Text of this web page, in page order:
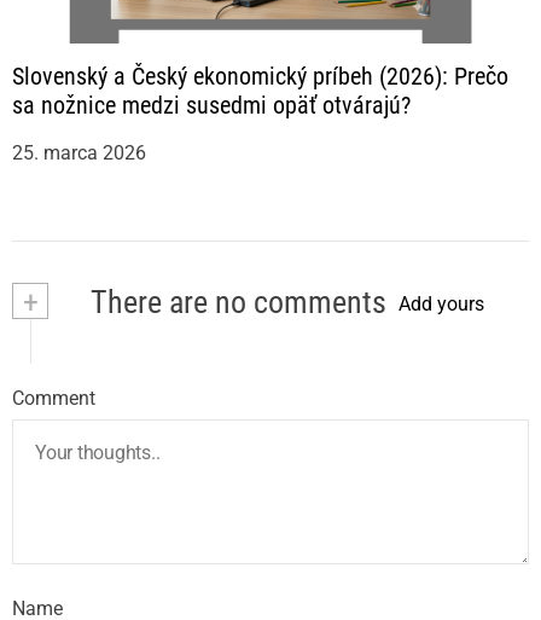
Slovenský a Český ekonomický príbeh (2026): Prečo
sa nožnice medzi susedmi opäť otvárajú?
25. marca 2026
+ There are no comments Add yours
Comment
Name